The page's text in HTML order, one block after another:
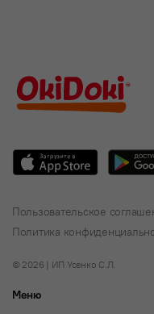
Пользовательское
Политика
© 2026 | ИП Усенко С.Л.
Меню